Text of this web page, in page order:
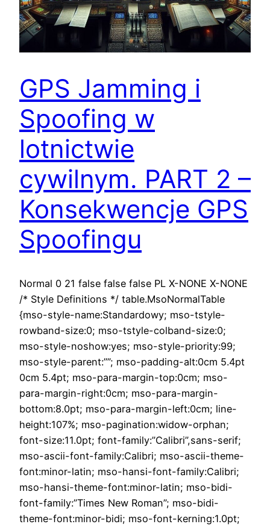
GPS Jamming i
Spoofing w
lotnictwie
cywilnym. PART 2 –
Konsekwencje GPS
Spoofingu
Normal 0 21 false false false PL X-NONE X-NONE
/* Style Definitions */ table.MsoNormalTable
{mso-style-name:Standardowy; mso-tstyle-
rowband-size:0; mso-tstyle-colband-size:0;
mso-style-noshow:yes; mso-style-priority:99;
mso-style-parent:””; mso-padding-alt:0cm 5.4pt
0cm 5.4pt; mso-para-margin-top:0cm; mso-
para-margin-right:0cm; mso-para-margin-
bottom:8.0pt; mso-para-margin-left:0cm; line-
height:107%; mso-pagination:widow-orphan;
font-size:11.0pt; font-family:”Calibri”,sans-serif;
mso-ascii-font-family:Calibri; mso-ascii-theme-
font:minor-latin; mso-hansi-font-family:Calibri;
mso-hansi-theme-font:minor-latin; mso-bidi-
font-family:”Times New Roman”; mso-bidi-
theme-font:minor-bidi; mso-font-kerning:1.0pt;